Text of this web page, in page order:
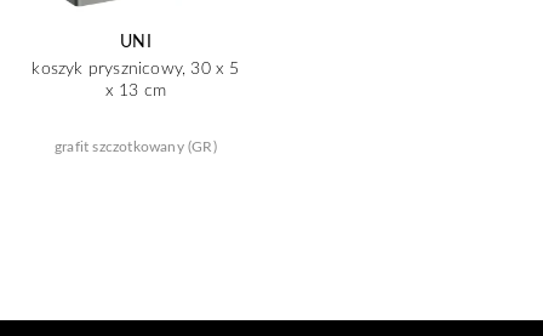
UNI
koszyk prysznicowy, 30 x 5
x 13 cm
grafit szczotkowany (GR)